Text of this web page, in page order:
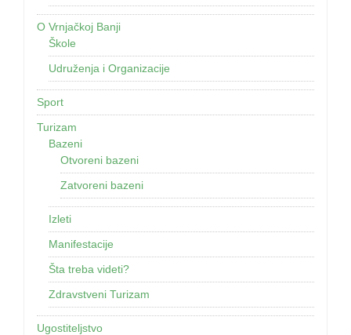
O Vrnjačkoj Banji
Škole
Udruženja i Organizacije
Sport
Turizam
Bazeni
Otvoreni bazeni
Zatvoreni bazeni
Izleti
Manifestacije
Šta treba videti?
Zdravstveni Turizam
Ugostiteljstvo